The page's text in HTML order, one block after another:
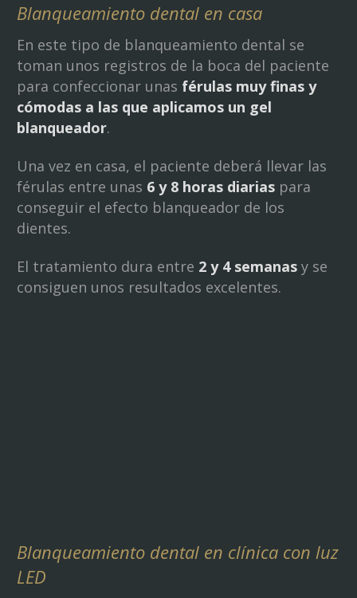
Blanqueamiento dental en casa
En este tipo de blanqueamiento dental se
toman unos registros de la boca del paciente
para confeccionar unas férulas muy finas y
cómodas a las que aplicamos un gel
blanqueador.
Una vez en casa, el paciente deberá llevar las
férulas entre unas 6 y 8 horas diariaspara
conseguir el efecto blanqueador de los
dientes.
El tratamiento dura entre 2 y 4 semanasy se
consiguen unos resultados excelentes.
Blanqueamiento dental en clínica con luz
LED